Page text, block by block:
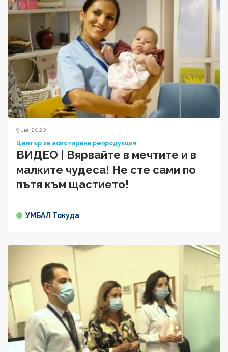
9 авг 2020
Център за асистирана репродукция
ВИДЕО | Вярвайте в мечтите и в
малките чудеса! Не сте сами по
пътя към щастието!
УМБАЛ Токуда